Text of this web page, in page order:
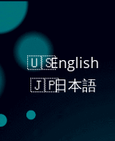
English
日本語